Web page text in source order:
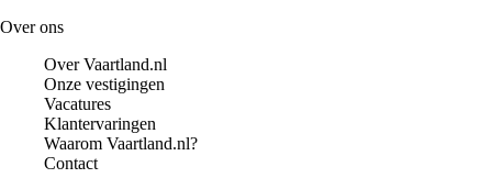
Over ons
Over Vaartland.nl
Onze vestigingen
Vacatures
Klantervaringen
Waarom Vaartland.nl?
Contact